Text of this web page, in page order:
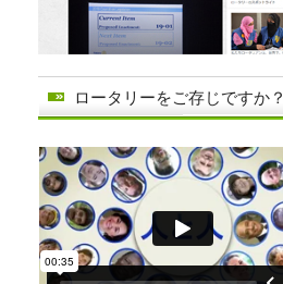
ロータリーをご存じですか？